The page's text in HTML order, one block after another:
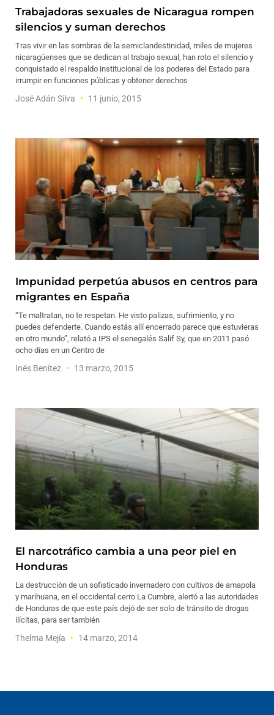
Trabajadoras sexuales de Nicaragua rompen
silencios y suman derechos
Tras vivir en las sombras de la semiclandestinidad, miles de mujeres
nicaragüenses que se dedican al trabajo sexual, han roto el silencio y
conquistado el respaldo institucional de los poderes del Estado para
irrumpir en funciones públicas y obtener derechos
José Adán Silva 11 junio, 2015
Impunidad perpetúa abusos en centros para
migrantes en España
“Te maltratan, no te respetan. He visto palizas, sufrimiento, y no
puedes defenderte. Cuando estás allí encerrado parece que estuvieras
en otro mundo”, relató a IPS el senegalés Salif Sy, que en 2011 pasó
ocho días en un Centro de
Inés Benítez 13 marzo, 2015
El narcotráfico cambia a una peor piel en
Honduras
La destrucción de un sofisticado invernadero con cultivos de amapola
y marihuana, en el occidental cerro La Cumbre, alertó a las autoridades
de Honduras de que este país dejó de ser solo de tránsito de drogas
ilícitas, para ser también
Thelma Mejía 14 marzo, 2014